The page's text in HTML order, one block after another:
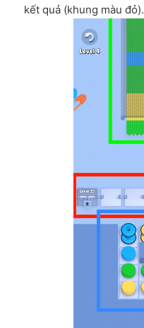
kết quả (khung màu đỏ).